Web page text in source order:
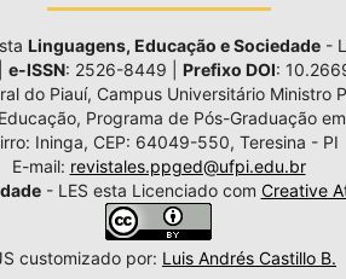
Linguagens, Educação e Sociedade -
e-ISSN: 2526-8449 | Prefixo DOI:
do Piauí, Campus Universitário Ministro
Programa de Pós-Graduação
Ininga, CEP: 64049-550, Teresina - PI
E-mail: revistales.ppged@ufpi.edu.br
- LES esta Licenciado com Creative
customizado por: Luis Andrés Castillo B.